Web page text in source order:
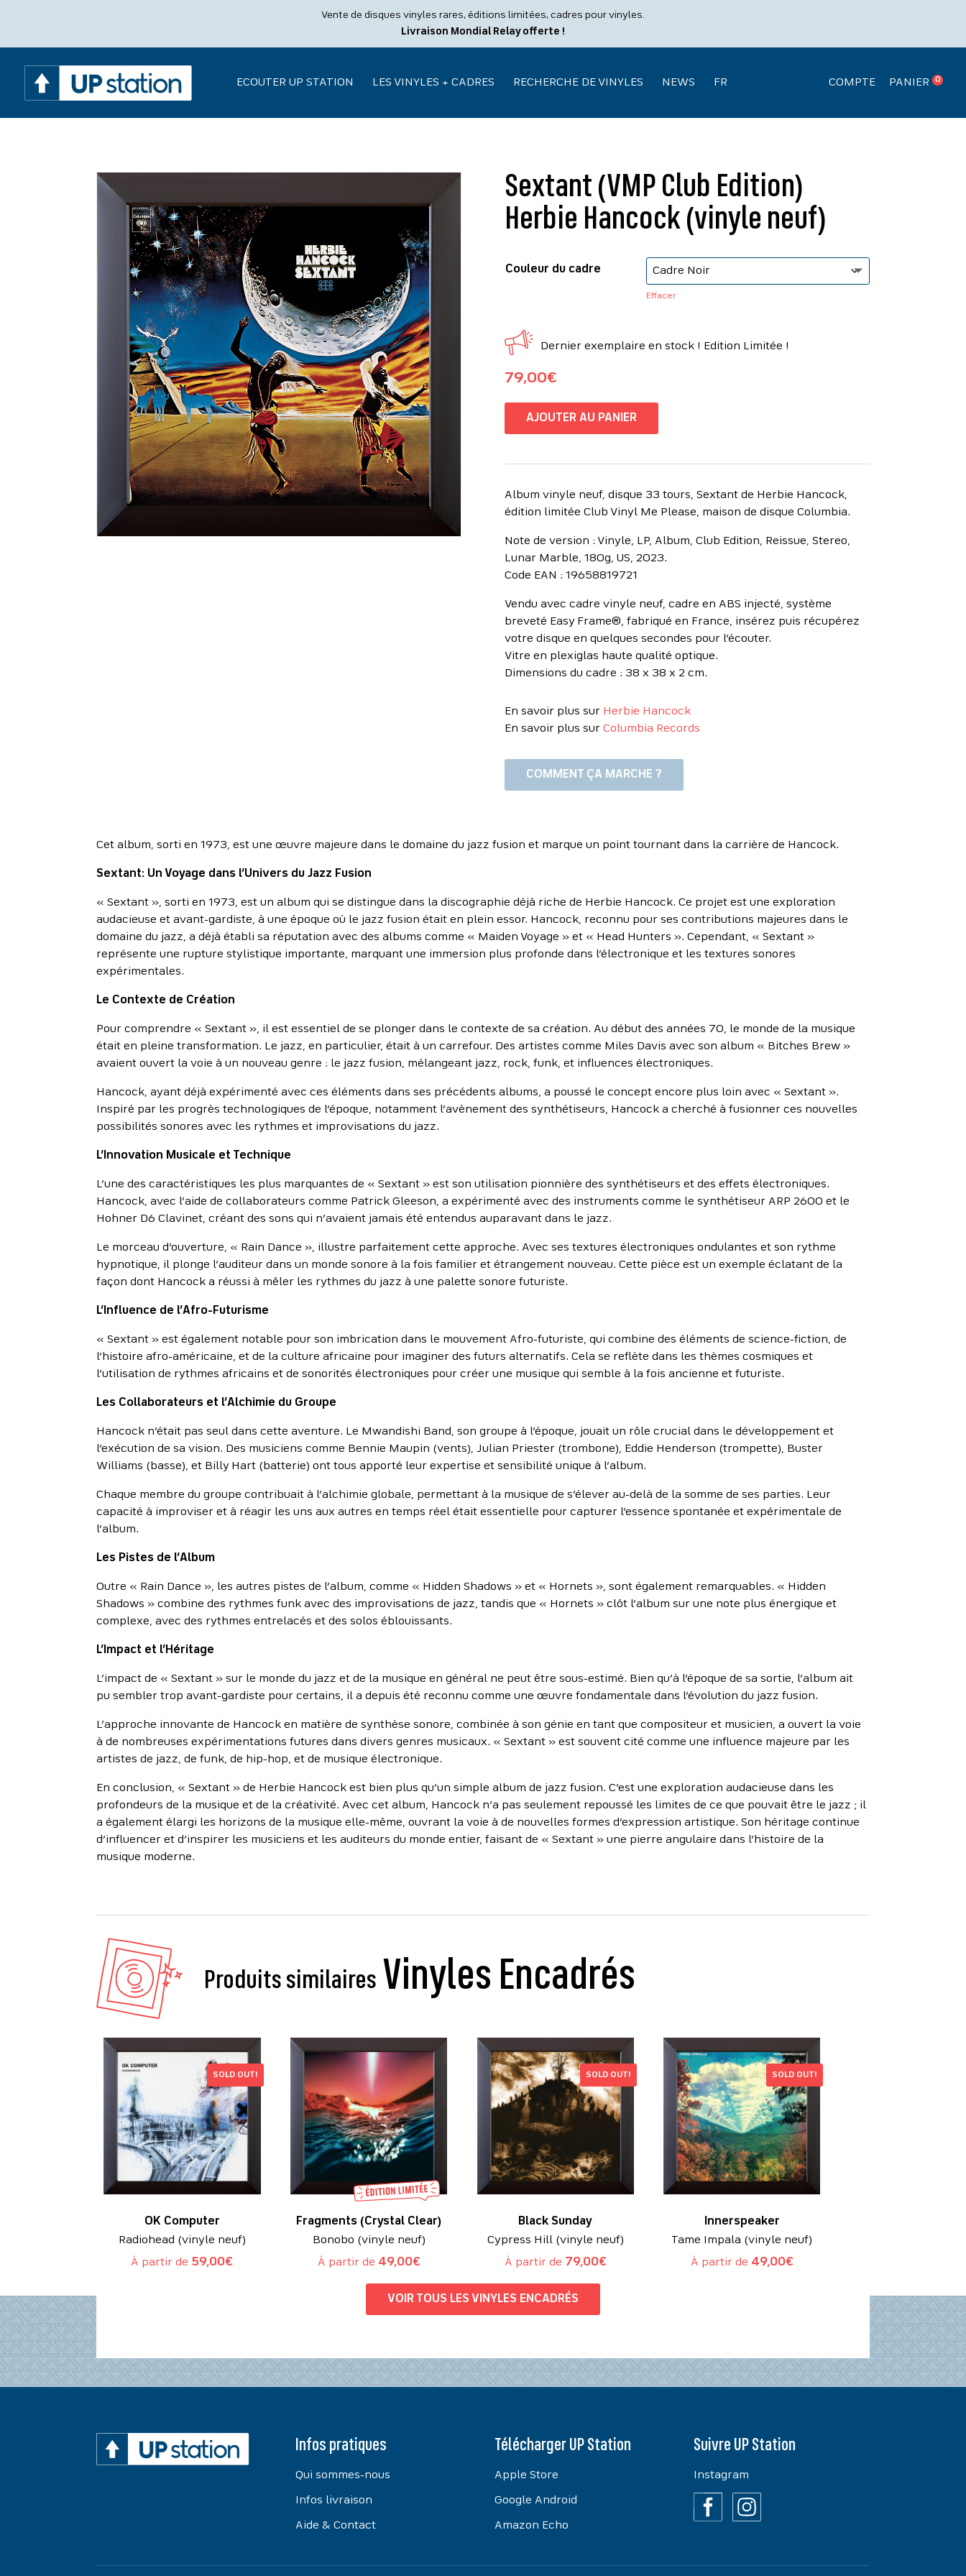
Vente de disques vinyles rares, éditions limitées, cadres pour vinyles.
Livraison Mondial Relay offerte !
ECOUTER UP STATION LES VINYLES + CADRES RECHERCHE DE VINYLES NEWS FR COMPTE PANIER 0
Sextant (VMP Club Edition)
Herbie Hancock (vinyle neuf)
Couleur du cadre
Effacer
Dernier exemplaire en stock ! Edition Limitée !
79,00€
AJOUTER AU PANIER
Album vinyle neuf, disque 33 tours, Sextant de Herbie Hancock,
édition limitée Club Vinyl Me Please, maison de disque Columbia.
Note de version : Vinyle, LP, Album, Club Edition, Reissue, Stereo,
Lunar Marble, 180g, US, 2023.
Code EAN : 19658819721
Vendu avec cadre vinyle neuf, cadre en ABS injecté, système
breveté Easy Frame®, fabriqué en France, insérez puis récupérez
votre disque en quelques secondes pour l’écouter.
Vitre en plexiglas haute qualité optique.
Dimensions du cadre : 38 x 38 x 2 cm.
En savoir plus sur Herbie Hancock
En savoir plus sur Columbia Records
COMMENT ÇA MARCHE ?
Cet album, sorti en 1973, est une œuvre majeure dans le domaine du jazz fusion et marque un point tournant dans la carrière de Hancock.
Sextant: Un Voyage dans l’Univers du Jazz Fusion
« Sextant », sorti en 1973, est un album qui se distingue dans la discographie déjà riche de Herbie Hancock. Ce projet est une exploration
audacieuse et avant-gardiste, à une époque où le jazz fusion était en plein essor. Hancock, reconnu pour ses contributions majeures dans le
domaine du jazz, a déjà établi sa réputation avec des albums comme « Maiden Voyage » et « Head Hunters ». Cependant, « Sextant »
représente une rupture stylistique importante, marquant une immersion plus profonde dans l’électronique et les textures sonores
expérimentales.
Le Contexte de Création
Pour comprendre « Sextant », il est essentiel de se plonger dans le contexte de sa création. Au début des années 70, le monde de la musique
était en pleine transformation. Le jazz, en particulier, était à un carrefour. Des artistes comme Miles Davis avec son album « Bitches Brew »
avaient ouvert la voie à un nouveau genre : le jazz fusion, mélangeant jazz, rock, funk, et influences électroniques.
Hancock, ayant déjà expérimenté avec ces éléments dans ses précédents albums, a poussé le concept encore plus loin avec « Sextant ».
Inspiré par les progrès technologiques de l’époque, notamment l’avènement des synthétiseurs, Hancock a cherché à fusionner ces nouvelles
possibilités sonores avec les rythmes et improvisations du jazz.
L’Innovation Musicale et Technique
L’une des caractéristiques les plus marquantes de « Sextant » est son utilisation pionnière des synthétiseurs et des effets électroniques.
Hancock, avec l’aide de collaborateurs comme Patrick Gleeson, a expérimenté avec des instruments comme le synthétiseur ARP 2600 et le
Hohner D6 Clavinet, créant des sons qui n’avaient jamais été entendus auparavant dans le jazz.
Le morceau d’ouverture, « Rain Dance », illustre parfaitement cette approche. Avec ses textures électroniques ondulantes et son rythme
hypnotique, il plonge l’auditeur dans un monde sonore à la fois familier et étrangement nouveau. Cette pièce est un exemple éclatant de la
façon dont Hancock a réussi à mêler les rythmes du jazz à une palette sonore futuriste.
L’Influence de l’Afro-Futurisme
« Sextant » est également notable pour son imbrication dans le mouvement Afro-futuriste, qui combine des éléments de science-fiction, de
l’histoire afro-américaine, et de la culture africaine pour imaginer des futurs alternatifs. Cela se reflète dans les thèmes cosmiques et
l’utilisation de rythmes africains et de sonorités électroniques pour créer une musique qui semble à la fois ancienne et futuriste.
Les Collaborateurs et l’Alchimie du Groupe
Hancock n’était pas seul dans cette aventure. Le Mwandishi Band, son groupe à l’époque, jouait un rôle crucial dans le développement et
l’exécution de sa vision. Des musiciens comme Bennie Maupin (vents), Julian Priester (trombone), Eddie Henderson (trompette), Buster
Williams (basse), et Billy Hart (batterie) ont tous apporté leur expertise et sensibilité unique à l’album.
Chaque membre du groupe contribuait à l’alchimie globale, permettant à la musique de s’élever au-delà de la somme de ses parties. Leur
capacité à improviser et à réagir les uns aux autres en temps réel était essentielle pour capturer l’essence spontanée et expérimentale de
l’album.
Les Pistes de l’Album
Outre « Rain Dance », les autres pistes de l’album, comme « Hidden Shadows » et « Hornets », sont également remarquables. « Hidden
Shadows » combine des rythmes funk avec des improvisations de jazz, tandis que « Hornets » clôt l’album sur une note plus énergique et
complexe, avec des rythmes entrelacés et des solos éblouissants.
L’Impact et l’Héritage
L’impact de « Sextant » sur le monde du jazz et de la musique en général ne peut être sous-estimé. Bien qu’à l’époque de sa sortie, l’album ait
pu sembler trop avant-gardiste pour certains, il a depuis été reconnu comme une œuvre fondamentale dans l’évolution du jazz fusion.
L’approche innovante de Hancock en matière de synthèse sonore, combinée à son génie en tant que compositeur et musicien, a ouvert la voie
à de nombreuses expérimentations futures dans divers genres musicaux. « Sextant » est souvent cité comme une influence majeure par les
artistes de jazz, de funk, de hip-hop, et de musique électronique.
En conclusion, « Sextant » de Herbie Hancock est bien plus qu’un simple album de jazz fusion. C’est une exploration audacieuse dans les
profondeurs de la musique et de la créativité. Avec cet album, Hancock n’a pas seulement repoussé les limites de ce que pouvait être le jazz ; il
a également élargi les horizons de la musique elle-même, ouvrant la voie à de nouvelles formes d’expression artistique. Son héritage continue
d’influencer et d’inspirer les musiciens et les auditeurs du monde entier, faisant de « Sextant » une pierre angulaire dans l’histoire de la
musique moderne.
Produits similaires
SOLD OUT!
OK Computer
Radiohead (vinyle neuf)
À partir de 59,00€
Fragments (Crystal Clear)
Bonobo (vinyle neuf)
À partir de 49,00€
SOLD OUT!
Black Sunday
Cypress Hill (vinyle neuf)
À partir de 79,00€
SOLD OUT!
Innerspeaker
Tame Impala (vinyle neuf)
À partir de 49,00€
VOIR TOUS LES VINYLES ENCADRÉS
Infos pratiques
Qui sommes-nous
Infos livraison
Aide & Contact
Télécharger UP Station
Apple Store
Google Android
Amazon Echo
Suivre UP Station
Instagram